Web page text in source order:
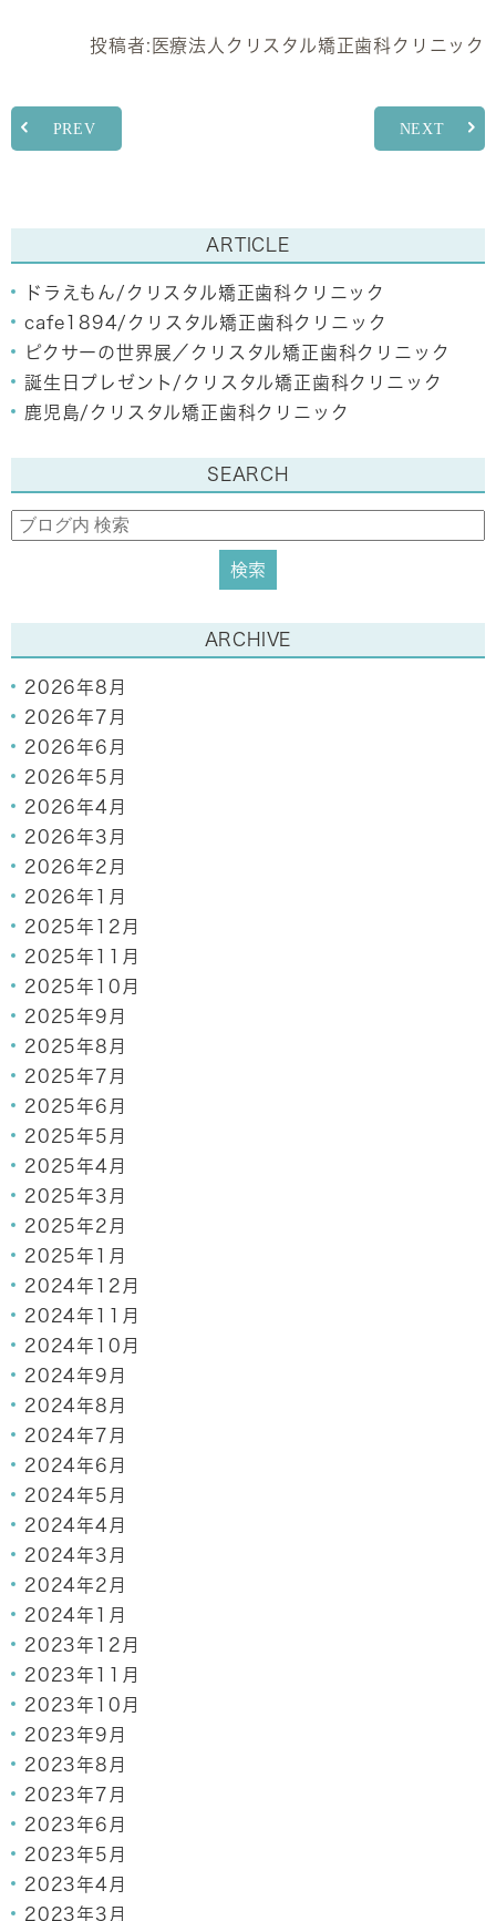
投稿者: 医療法人クリスタル矯正歯科クリニック
PREV NEXT
ARTICLE
ドラえもん/クリスタル矯正歯科クリニック
cafe1894/クリスタル矯正歯科クリニック
ピクサーの世界展／クリスタル矯正歯科クリニック
誕生日プレゼント/クリスタル矯正歯科クリニック
鹿児島/クリスタル矯正歯科クリニック
SEARCH
ARCHIVE
2026年8月
2026年7月
2026年6月
2026年5月
2026年4月
2026年3月
2026年2月
2026年1月
2025年12月
2025年11月
2025年10月
2025年9月
2025年8月
2025年7月
2025年6月
2025年5月
2025年4月
2025年3月
2025年2月
2025年1月
2024年12月
2024年11月
2024年10月
2024年9月
2024年8月
2024年7月
2024年6月
2024年5月
2024年4月
2024年3月
2024年2月
2024年1月
2023年12月
2023年11月
2023年10月
2023年9月
2023年8月
2023年7月
2023年6月
2023年5月
2023年4月
2023年3月